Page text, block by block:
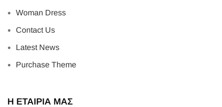
Woman Dress
Contact Us
Latest News
Purchase Theme
Η ΕΤΑΙΡΙΑ ΜΑΣ